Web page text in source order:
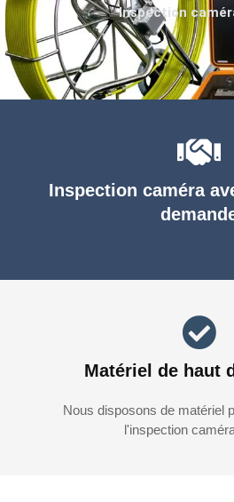
Inspection caméra
Matériel de haut
Nous disposons de matériel
l'inspection
Inspection